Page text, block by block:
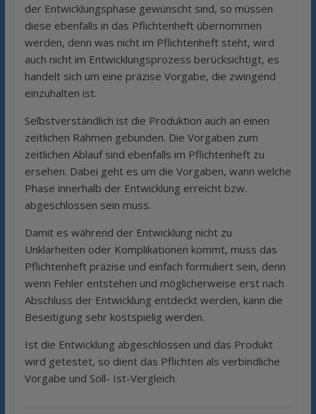
der Entwicklungsphase gewünscht sind, so müssen
diese ebenfalls in das Pflichtenheft übernommen
werden, denn was nicht im Pflichtenheft steht, wird
auch nicht im Entwicklungsprozess berücksichtigt, es
handelt sich um eine präzise Vorgabe, die zwingend
einzuhalten ist.
Selbstverständlich ist die Produktion auch an einen
zeitlichen Rahmen gebunden. Die Vorgaben zum
zeitlichen Ablauf sind ebenfalls im Pflichtenheft zu
ersehen. Dabei geht es um die Vorgaben, wann welche
Phase innerhalb der Entwicklung erreicht bzw.
abgeschlossen sein muss.
Damit es während der Entwicklung nicht zu
Unklarheiten oder Komplikationen kommt, muss das
Pflichtenheft präzise und einfach formuliert sein, denn
wenn Fehler entstehen und möglicherweise erst nach
Abschluss der Entwicklung entdeckt werden, kann die
Beseitigung sehr kostspielig werden.
Ist die Entwicklung abgeschlossen und das Produkt
wird getestet, so dient das Pflichten als verbindliche
Vorgabe und Soll- Ist-Vergleich.